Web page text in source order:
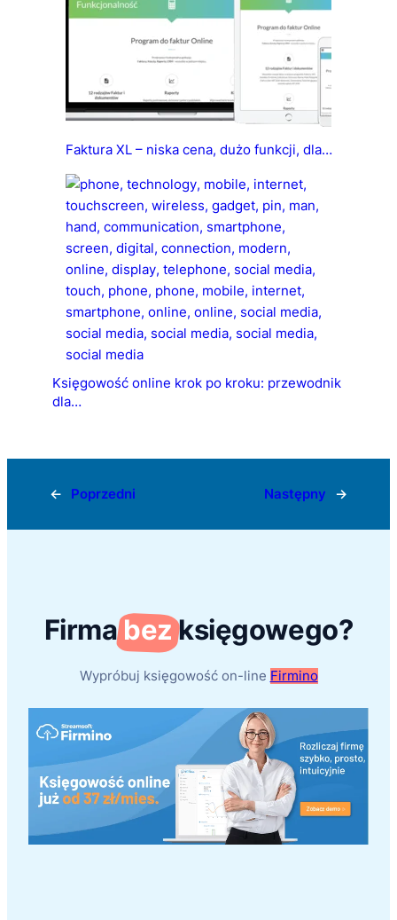
Faktura XL – niska cena, dużo funkcji, dla…
Księgowość online krok po kroku: przewodnik
dla…
← Poprzedni Następny →
Firmabezksięgowego?
Wypróbuj księgowość on-line Firmino